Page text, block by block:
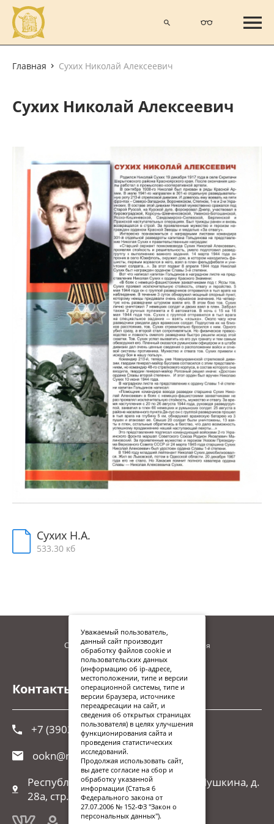
Главная Сухих Николай Алексеевич
Сухих Николай Алексеевич
Сухих Н.А.
533.30 кб
Сайт находится в процессе наполнения
Контакты
+7 (3902) 248-026
ookn@r-19.ru
Республика Хакасия, г. Абакан, ул.Пушкина, д.
28а, стр. 1
Уважаемый пользователь,
данный сайт производит
обработку файлов cookie и
пользовательских данных
(информацию об ip-адресе,
местоположении, типе и версии
операционной системы, типе и
версии браузера, источнике
переадресации на сайт, и
сведения об открытых страницах
пользователя) в целях улучшения
функционирования сайта и
проведения статистических
исследований.
Продолжая использовать сайт,
вы даете согласие на сбор и
обработку указанной
информации (Статья 6
Федерального закона от
27.07.2006 № 152-ФЗ "Закон о
персональных данных").